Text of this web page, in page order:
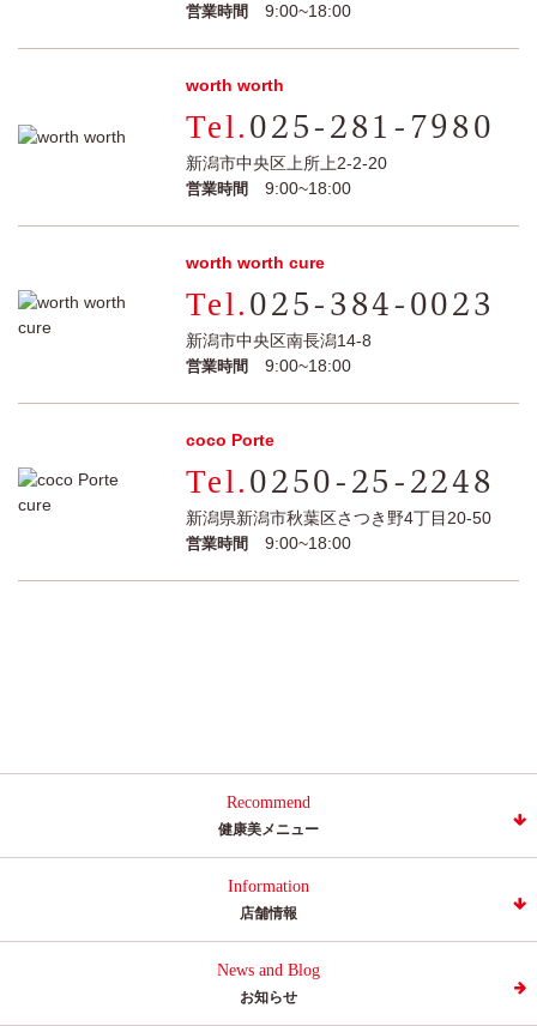
営業時間 9:00~18:00
worth worth
025-281-7980
新潟市中央区上所上2-2-20
営業時間 9:00~18:00
worth worth cure
025-384-0023
新潟市中央区南長潟14-8
営業時間 9:00~18:00
coco Porte
0250-25-2248
新潟県新潟市秋葉区さつき野4丁目20-50
営業時間 9:00~18:00
Recommend
健康美メニュー
Information
店舗情報
News and Blog
お知らせ